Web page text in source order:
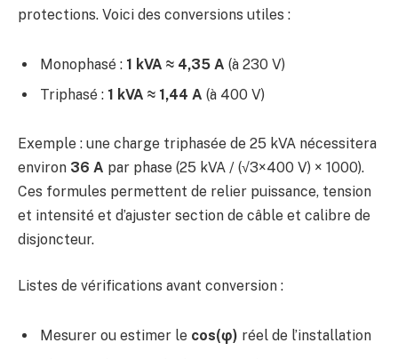
protections. Voici des conversions utiles :
Monophasé : 1 kVA ≈ 4,35 A (à 230 V)
Triphasé : 1 kVA ≈ 1,44 A (à 400 V)
Exemple : une charge triphasée de 25 kVA nécessitera
environ 36 A par phase (25 kVA / (√3×400 V) × 1000).
Ces formules permettent de relier puissance, tension
et intensité et d’ajuster section de câble et calibre de
disjoncteur.
Listes de vérifications avant conversion :
Mesurer ou estimer le cos(φ) réel de l’installation